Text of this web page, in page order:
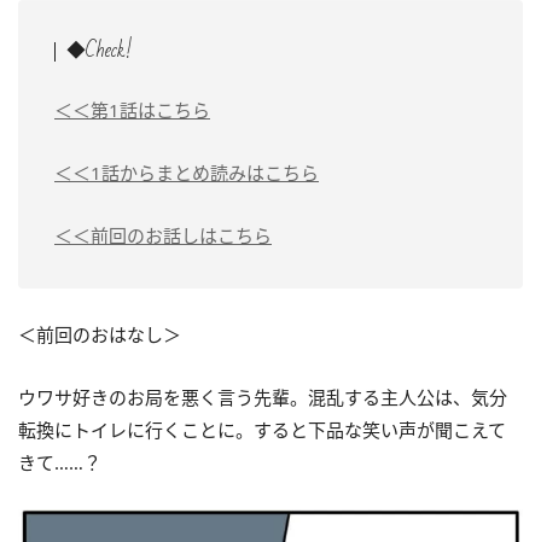
◆Check!
＜＜第1話はこちら
＜＜1話からまとめ読みはこちら
＜＜前回のお話しはこちら
＜前回のおはなし＞
ウワサ好きのお局を悪く言う先輩。混乱する主人公は、気分
転換にトイレに行くことに。すると下品な笑い声が聞こえて
きて……？